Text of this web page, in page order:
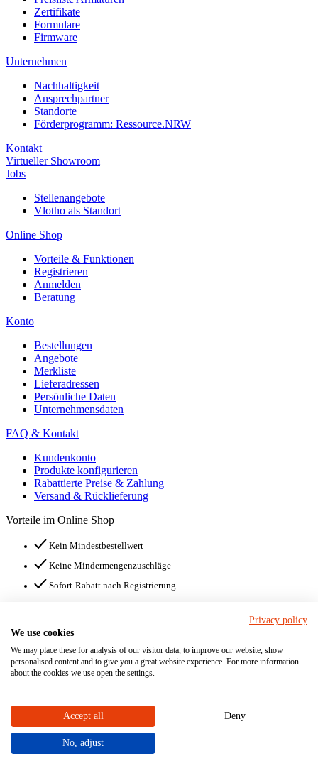
Zertifikate
Formulare
Firmware
Unternehmen
Nachhaltigkeit
Ansprechpartner
Standorte
Förderprogramm: Ressource.NRW
Kontakt
Virtueller Showroom
Jobs
Stellenangebote
Vlotho als Standort
Online Shop
Vorteile & Funktionen
Registrieren
Anmelden
Beratung
Konto
Bestellungen
Angebote
Merkliste
Lieferadressen
Persönliche Daten
Unternehmensdaten
FAQ & Kontakt
Kundenkonto
Produkte konfigurieren
Rabattierte Preise & Zahlung
Versand & Rücklieferung
Vorteile im Online Shop
Kein Mindestbestellwert
Keine Mindermengenzuschläge
Sofort-Rabatt nach Registrierung
Jetzt vernetzen!
Hinweisgebersystem
Impressum
Datenschutz
AGB
Privacy policy
We use cookies
We may place these for analysis of our visitor data, to improve our website, show
personalised content and to give you a great website experience. For more information
about the cookies we use open the settings.
Accept all Deny
No, adjust